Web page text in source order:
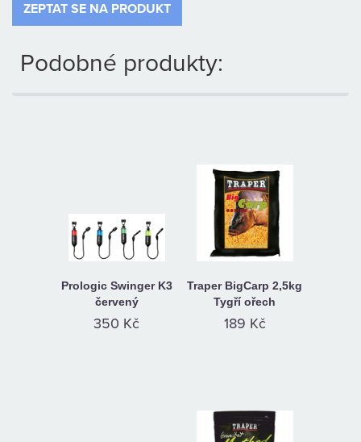
ZEPTAT SE NA PRODUKT
Podobné produkty:
Prologic Swinger K3
červený
350 Kč
Traper BigCarp 2,5kg
Tygří ořech
189 Kč